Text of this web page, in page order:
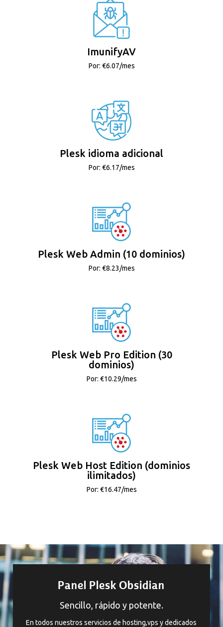
ImunifyAV
Por: €6.07/mes
Plesk idioma adicional
Por: €6.17/mes
Plesk Web Admin (10 dominios)
Por: €8.23/mes
Plesk Web Pro Edition (30
dominios)
Por: €10.29/mes
Plesk Web Host Edition (dominios
ilimitados)
Por: €16.47/mes
Panel Plesk Obsidian
Sencillo, rápido y potente.
En todos nuestros servicios de hosting,vps y dedicados